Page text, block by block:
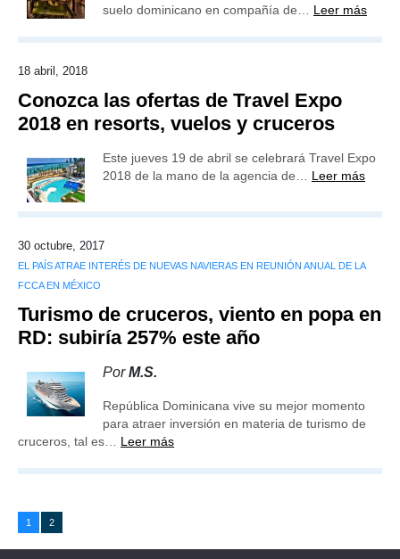
suelo dominicano en compañía de… Leer más
18 abril, 2018
Conozca las ofertas de Travel Expo
2018 en resorts, vuelos y cruceros
Este jueves 19 de abril se celebrará Travel Expo
2018 de la mano de la agencia de… Leer más
30 octubre, 2017
EL PAÍS ATRAE INTERÉS DE NUEVAS NAVIERAS EN REUNIÓN ANUAL DE LA
FCCA EN MÉXICO
Turismo de cruceros, viento en popa en
RD: subiría 257% este año
PorM.S.
República Dominicana vive su mejor momento
para atraer inversión en materia de turismo de
cruceros, tal es… Leer más
1 2